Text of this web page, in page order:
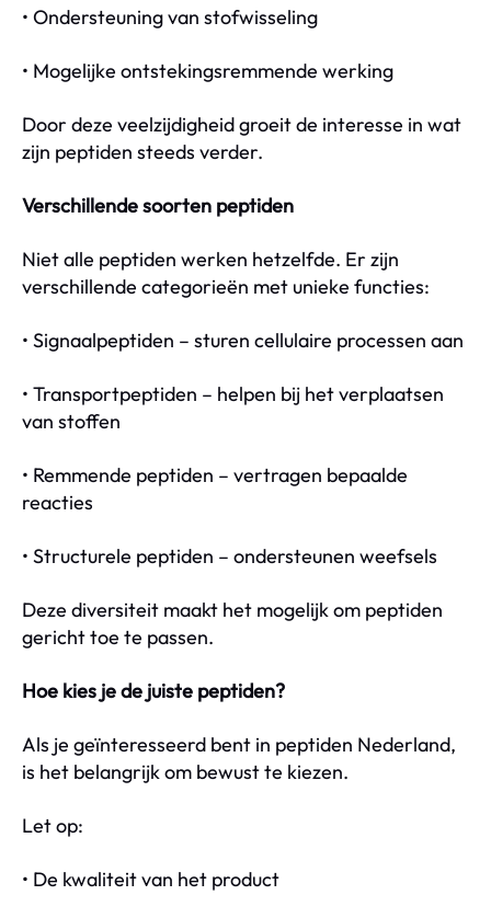
• Ondersteuning van stofwisseling
• Mogelijke ontstekingsremmende werking
Door deze veelzijdigheid groeit de interesse in wat
zijn peptiden steeds verder.
Verschillende soorten peptiden
Niet alle peptiden werken hetzelfde. Er zijn
verschillende categorieën met unieke functies:
• Signaalpeptiden – sturen cellulaire processen aan
• Transportpeptiden – helpen bij het verplaatsen
van stoffen
• Remmende peptiden – vertragen bepaalde
reacties
• Structurele peptiden – ondersteunen weefsels
Deze diversiteit maakt het mogelijk om peptiden
gericht toe te passen.
Hoe kies je de juiste peptiden?
Als je geïnteresseerd bent in peptiden Nederland,
is het belangrijk om bewust te kiezen.
Let op:
• De kwaliteit van het product